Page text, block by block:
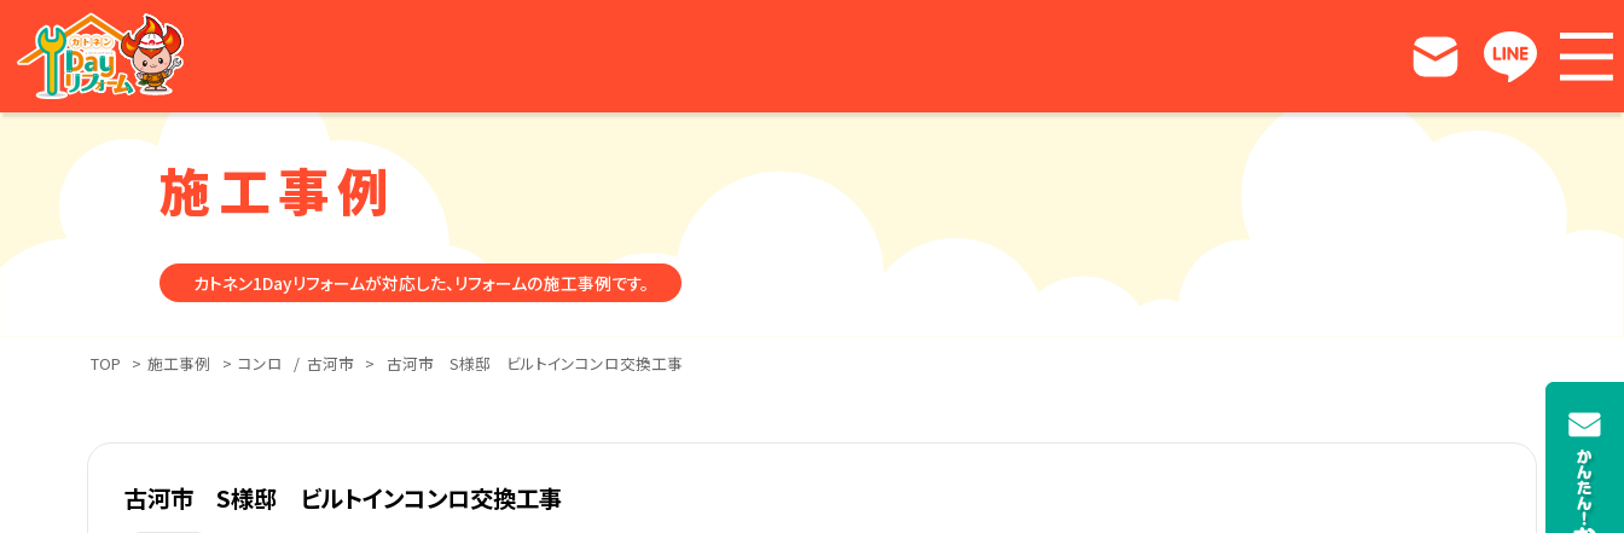
施工事例
カトネン1Dayリフォームが対応した、リフォームの施工事例です。
TOP > 施工事例 > コンロ / 古河市 > 古河市 S様邸 ビルトインコンロ交換工事
古河市 S様邸 ビルトインコンロ交換工事